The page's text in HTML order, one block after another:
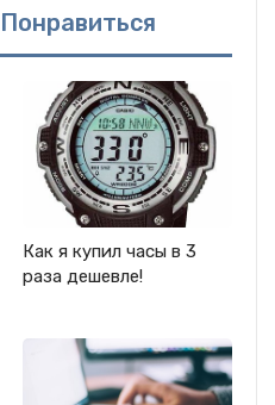
Как я купил часы в 3
раза дешевле!